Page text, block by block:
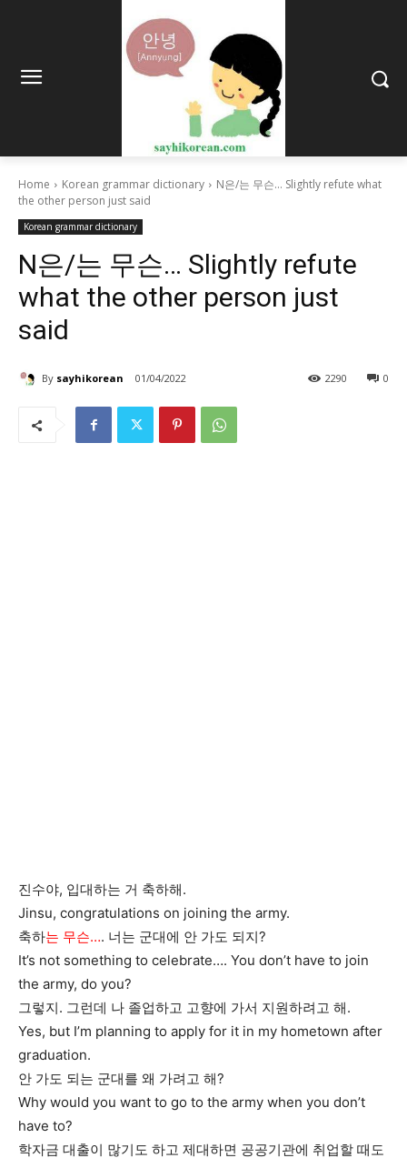
Home Korean grammar dictionary
N은/는 무슨… Slightly refute what
the other person just said
Korean grammar dictionary
N은/는 무슨… Slightly refute
what the other person just
said
By sayhikorean 01/04/2022 0
2290
진수야, 입대하는 거 축하해.
Jinsu, congratulations on joining the army.
축하는 무슨…. 너는 군대에 안 가도 되지?
It’s not something to celebrate…. You don’t have to join
the army, do you?
그렇지. 그런데 나 졸업하고 고향에 가서 지원하려고 해.
Yes, but I’m planning to apply for it in my hometown after
graduation.
안 가도 되는 군대를 왜 가려고 해?
Why would you want to go to the army when you don’t
have to?
학자금 대출이 많기도 하고 제대하면 공공기관에 취업할 때도